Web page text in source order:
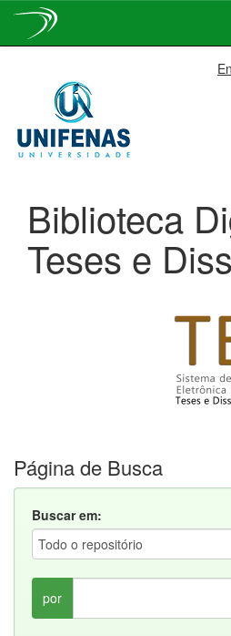
navigation
Biblioteca
Teses e
Página de Busca
Buscar em:
por